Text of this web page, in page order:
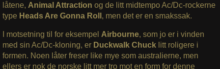
låtene, Animal Attraction og de litt midtempo Ac/Dc-rockerne
type Heads Are Gonna Roll , men det er en smakssak.
I motsetning til for eksempel Airbourne, som jo er i vinden
med sin Ac/Dc-kloning, er Duckwalk Chucklitt roligere i
formen. Noen låter freser like mye som australierne, men
ellers er nok de norske litt mer tro mot en form for denne